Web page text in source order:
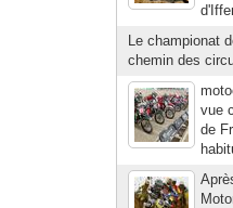
Le championat
chemin des
vue
de